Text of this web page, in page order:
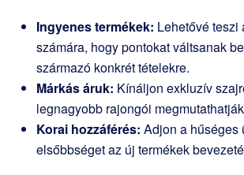
Ingyenes termékek: Lehetővé teszi
számára, hogy pontokat váltsanak
származó konkrét tételekre.
Márkás áruk: Kínáljon exkluzív
legnagyobb rajongói
Korai hozzáférés: Adjon a hűséges
elsőbbséget az új termékek